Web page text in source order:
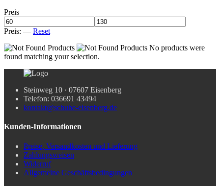
Preis
Preis: — Reset
No products were
found matching your selection.
Steinweg 10 · 07607 Eisenberg
Telefon: 036691 43494
kontakt@schuhe-eisenberg.de
Kunden-Informationen
Preise, Versandkosten und Lieferung
Zahlungsweisen
Widerruf
Allgemeine Geschäftsbedingungen